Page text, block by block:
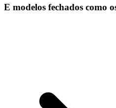
E modelos fechados como